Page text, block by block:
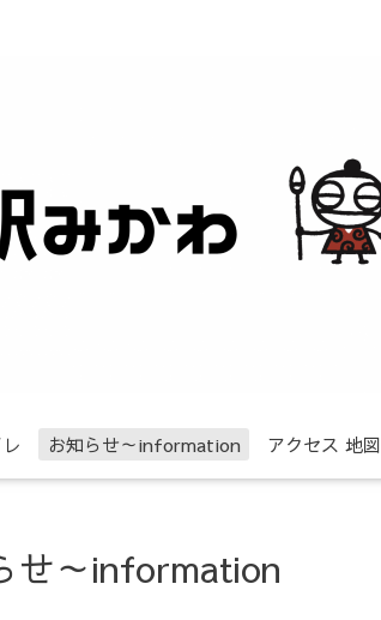
お知らせ～information アクセス 地図
せ～information